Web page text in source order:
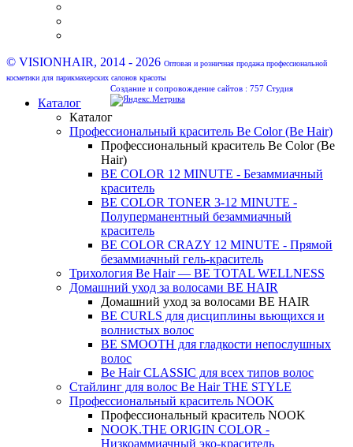
© VISIONHAIR, 2014 - 2026 Оптовая и розничная продажа профессиональной
косметики для парикмахерских салонов красоты
Создание и сопровождение сайтов : 757 Студия
Каталог
Каталог
Профессиональный краситель Be Color (Be Hair)
Профессиональный краситель Be Color (Be
Hair)
BE COLOR 12 MINUTE - Безаммиачный
краситель
BE COLOR TONER 3-12 MINUTE -
Полуперманентный безаммиачный
краситель
BE COLOR CRAZY 12 MINUTE - Прямой
безаммиачный гель-краситель
Трихология Be Hair — BE TOTAL WELLNESS
Домашний уход за волосами BE HAIR
Домашний уход за волосами BE HAIR
BE CURLS для дисциплины вьющихся и
волнистых волос
BE SMOOTH для гладкости непослушных
волос
Be Hair CLASSIC для всех типов волос
Стайлинг для волос Be Hair THE STYLE
Профессиональный краситель NOOK
Профессиональный краситель NOOK
NOOK.THE ORIGIN COLOR -
Низкоаммиачный эко-краситель